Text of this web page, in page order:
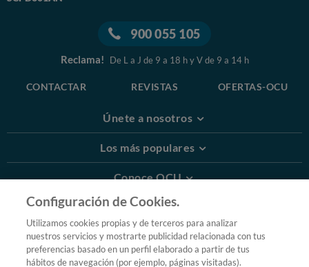
900 055 105
Reclama! De L a J de 9 a 18 h y V de 9 a 14 h
CONTACTAR REVISTAS OFERTAS-OCU
Únete a nosotros
Los más populares
Conoce OCU
Más Información
© 2026 OCU
Condiciones generales de contratación de OCU
Configuración de Cookies.
Utilizamos cookies propias y de terceros para analizar
nuestros servicios y mostrarte publicidad relacionada con tus
preferencias basado en un perfil elaborado a partir de tus
hábitos de navegación (por ejemplo, páginas visitadas).